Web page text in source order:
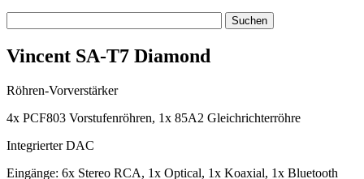
Vincent SA-T7 Diamond
Röhren-Vorverstärker
4x PCF803 Vorstufenröhren, 1x 85A2 Gleichrichterröhre
Integrierter DAC
Eingänge: 6x Stereo RCA, 1x Optical, 1x Koaxial, 1x Bluetooth